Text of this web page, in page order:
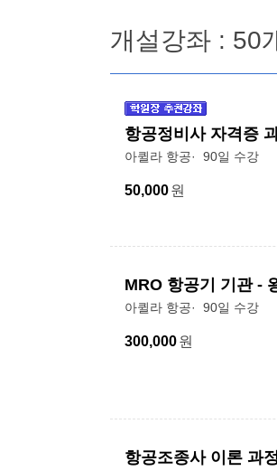
개설강좌 : 50
항공정비사 자격증
아퀼라 항공 90일 수강
50,000원
MRO 항공기 기관 -
아퀼라 항공 90일 수강
300,000원
항공조종사 이론 과